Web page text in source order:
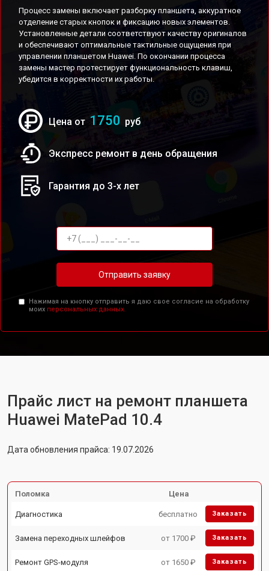
Процесс замены включает разборку планшета, аккуратное
отделение старых кнопок и фиксацию новых элементов.
Установленные детали соответствуют качеству оригиналов
и обеспечивают оптимальные тактильные ощущения при
управлении планшетом Huawei. По окончании процесса
замены мастер протестирует функциональность клавиш,
убедится в корректности их работы.
Цена от 1750 руб
Экспресс ремонт в день обращения
Гарантия до 3-х лет
Отправить заявку
Нажимая на кнопку отправить я даю свое согласие на обработку
моих персональных данных.
Прайс лист на ремонт планшета
Huawei MatePad 10.4
Дата обновления прайса: 19.07.2026
Поломка Цена
Диагностика бесплатно Заказать
Замена переходных шлейфов от 1700 ₽ Заказать
Ремонт GPS-модуля от 1650 ₽ Заказать